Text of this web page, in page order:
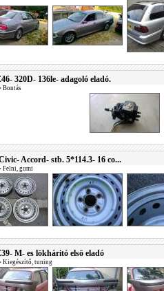
320D- 136le- adagoló eladó.
• Bontás
Accord- stb. 5*114.3- 16 co...
• Felni, gumi
M- es lökháritó elsö eladó
• Kiegészítő, tuning